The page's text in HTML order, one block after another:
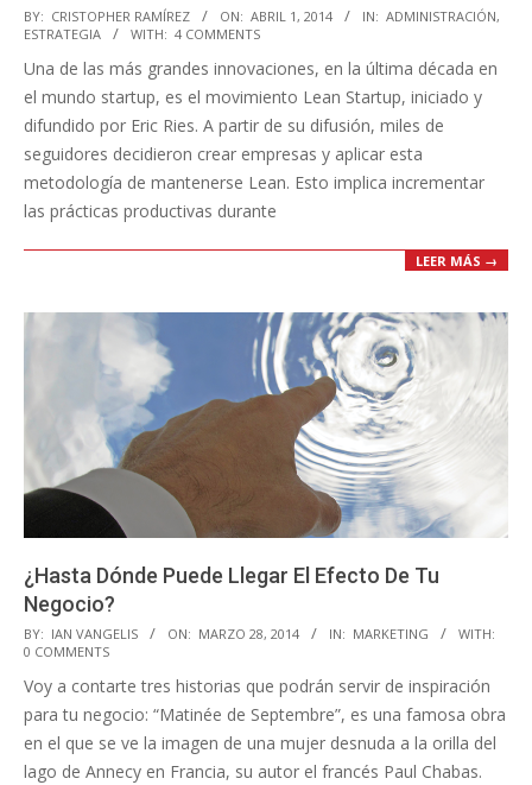
2014-
04-
01
BY: CRISTOPHER RAMÍREZ ON: ABRIL 1, 2014 IN: ADMINISTRACIÓN,
ESTRATEGIA
WITH: 4 COMMENTS
Una de las más grandes innovaciones, en la última década en
el mundo startup, es el movimiento Lean Startup, iniciado y
difundido por Eric Ries. A partir de su difusión, miles de
seguidores decidieron crear empresas y aplicar esta
metodología de mantenerse Lean. Esto implica incrementar
las prácticas productivas durante
LEER MÁS →
¿Hasta Dónde Puede Llegar El Efecto De Tu
Negocio?
2014-
03-
28
BY: IAN VANGELIS ON: MARZO 28, 2014 IN: MARKETING
WITH:
0 COMMENTS
Voy a contarte tres historias que podrán servir de inspiración
para tu negocio: “Matinée de Septembre”, es una famosa obra
en el que se ve la imagen de una mujer desnuda a la orilla del
lago de Annecy en Francia, su autor el francés Paul Chabas.